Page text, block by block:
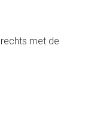
met de